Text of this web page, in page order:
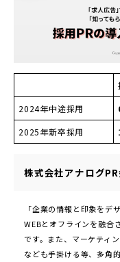
2024年中途採用
2025年新卒採用
株式会社アナログ
「企業の情報と印象をデ
WEBとオフラインを融合
です。また、マーケティ
なども手掛ける等、多角